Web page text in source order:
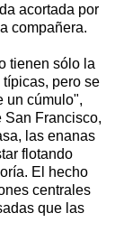
acortada por
compañera.
tienen sólo la
pero se
un cúmulo",
San Francisco,
las enanas
flotando
El hecho
centrales
que las